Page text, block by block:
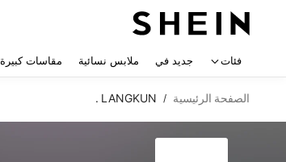
فئات جديد في ملابس نسائية مقاسات كبيرة
الصفحة الرئيسية /
LANGKUN .